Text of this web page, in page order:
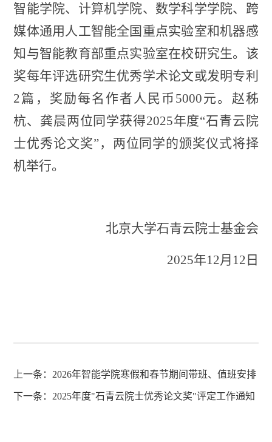
智能学院、计算机学院、数学科学学院、跨
媒体通用人工智能全国重点实验室和机器感
知与智能教育部重点实验室在校研究生。该
奖每年评选研究生优秀学术论文或发明专利
2篇，奖励每名作者人民币 5000元。赵秭
杭、龚晨两位同学获得2025年度“石青云院
士优秀论文奖”，两位同学的颁奖仪式将择
机举行。
北京大学石青云院士基金会
2025年12月 12 日
上一条： 2026年智能学院寒假和春节期间带班、值班安排
下一条： 2025年度"石青云院士优秀论文奖"评定工作通知